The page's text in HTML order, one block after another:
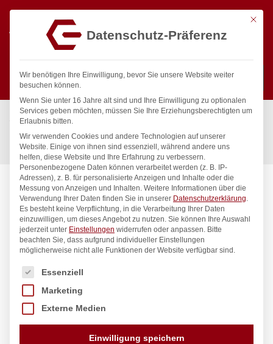
Suchen
Start / Gastronomiebedarf & Gastro Geräte für Profis
Küchenartikel
Schneidbretter
Holzfaser-Schneidbrett , HENDI, Schwarz, 370x275x(H)6mm
Mit
Datenschutz-Präferenz
Wir benötigen Ihre Einwilligung, bevor Sie unsere Website weiter
besuchen können.
Wenn Sie unter 16 Jahre alt sind und Ihre Einwilligung zu optionalen
Services geben möchten, müssen Sie Ihre Erziehungsberechtigten um
Erlaubnis bitten.
Wir verwenden Cookies und andere Technologien auf unserer
Website. Einige von ihnen sind essenziell, während andere uns
helfen, diese Website und Ihre Erfahrung zu verbessern.
Personenbezogene Daten können verarbeitet werden (z. B. IP-
Adressen), z. B. für personalisierte Anzeigen und Inhalte oder die
Messung von Anzeigen und Inhalten. Weitere Informationen über die
Verwendung Ihrer Daten finden Sie in unserer Datenschutzerklärung.
Es besteht keine Verpflichtung, in die Verarbeitung Ihrer Daten
einzuwilligen, um dieses Angebot zu nutzen. Sie können Ihre Auswahl
jederzeit unter Einstellungen widerrufen oder anpassen. Bitte
beachten Sie, dass aufgrund individueller Einstellungen
möglicherweise nicht alle Funktionen der Website verfügbar sind.
Es folgt eine Liste der Service-Gruppen, für die eine
Essenziell
Marketing
Externe Medien
Einwilligung speichern